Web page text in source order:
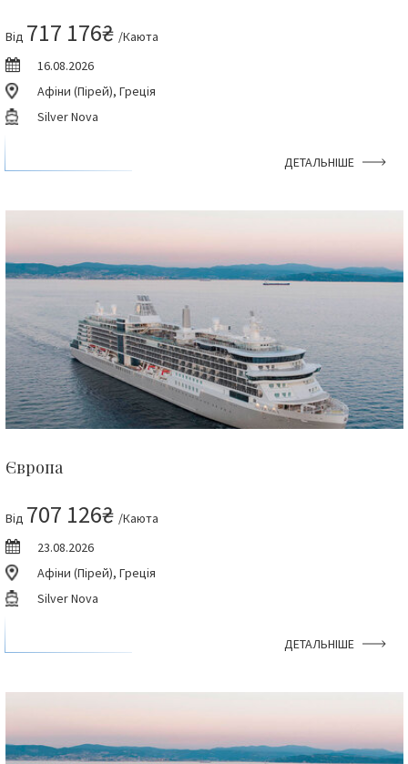
Від 717 176₴ /Каюта
16.08.2026
Афіни (Пірей), Греція
Silver Nova
ДЕТАЛЬНІШЕ
Європа
Від 707 126₴ /Каюта
23.08.2026
Афіни (Пірей), Греція
Silver Nova
ДЕТАЛЬНІШЕ